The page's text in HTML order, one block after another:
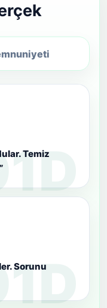
Temiz
Sorunu